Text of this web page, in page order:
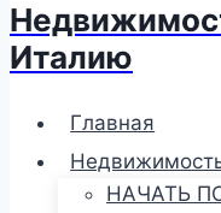
Италию
Главная
НАЧАТЬ